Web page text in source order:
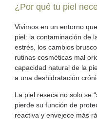
¿Por qué tu piel
Vivimos en un entorno
piel: la contaminación de
estrés, los cambios
rutinas cosméticas mal
capacidad natural de la
a una deshidratación
La piel reseca no solo se
pierde su función de
reactiva y envejece más